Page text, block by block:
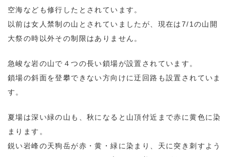
空海なども修行したとされています。
以前は女人禁制の山とされていましたが、現在は7/1の山開
大祭の時以外その制限はありません。
急峻な岩の山で４つの長い鎖場が設置されています。
鎖場の斜面を登攀できない方向けに迂回路も設置されていま
す。
夏場は深い緑の山も、秋になると山頂付近まで赤に黄色に染
まります。
鋭い岩峰の天狗岳が赤・黄・緑に染まり、天に突き刺すよう